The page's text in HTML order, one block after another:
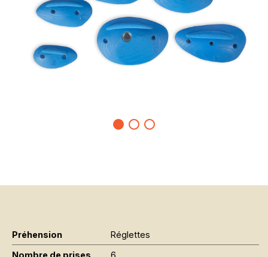
Préhension
Réglettes
Nombre de prises
6